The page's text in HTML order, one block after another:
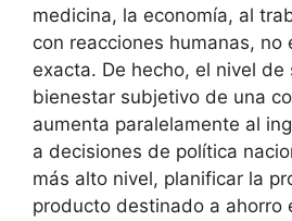
medicina, la economía, al
con reacciones humanas, no
exacta. De hecho, el nivel
bienestar subjetivo de una
aumenta paralelamente al
a decisiones de política
más alto nivel, planificar la
producto destinado a ahorro